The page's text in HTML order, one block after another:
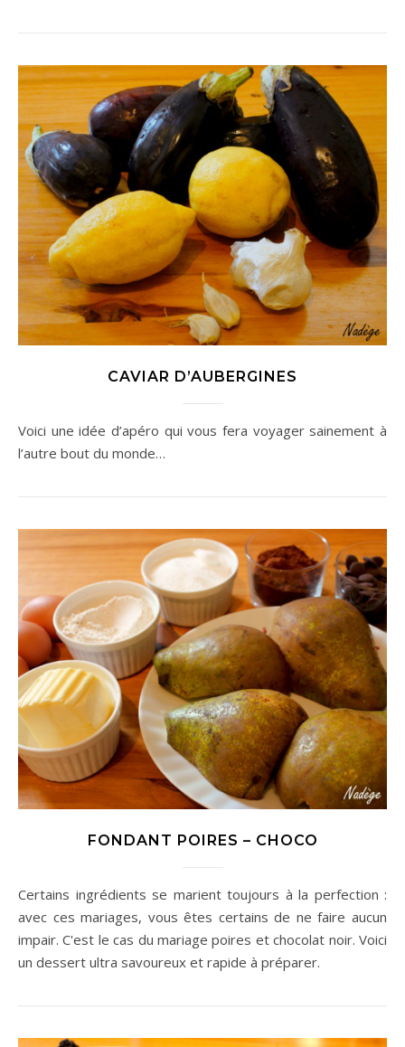
CAVIAR D’AUBERGINES
Voici une idée d’apéro qui vous fera voyager sainement à
l’autre bout du monde…
FONDANT POIRES – CHOCO
Certains ingrédients se marient toujours à la perfection :
avec ces mariages, vous êtes certains de ne faire aucun
impair. C'est le cas du mariage poires et chocolat noir. Voici
un dessert ultra savoureux et rapide à préparer.